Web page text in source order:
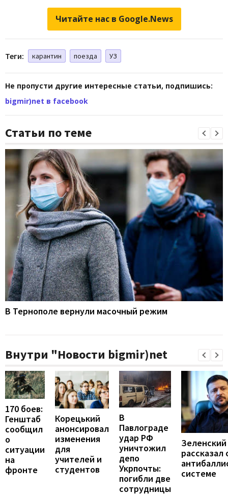
Читайте нас в Google.News
Теги: карантин поезда УЗ
Не пропусти другие интересные статьи, подпишись:
bigmir)net в facebook
Статьи по теме
В Тернополе вернули масочный режим
Внутри "Новости bigmir)net
170 боев:
Генштаб
сообщил
о
ситуации
на
фронте
Корецький
анонсировал
изменения
для
учителей и
студентов
В
Павлограде
удар РФ
уничтожил
депо
Укрпочты:
погибли две
сотрудницы
Зеленский
рассказал
системе